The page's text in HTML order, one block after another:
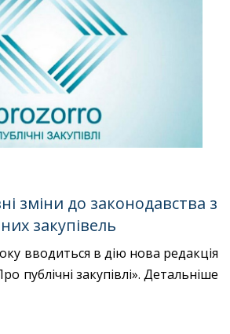
зміни до законодавства з
закупівель
вводиться в дію нова редакція
публічні закупівлі». Детальніше